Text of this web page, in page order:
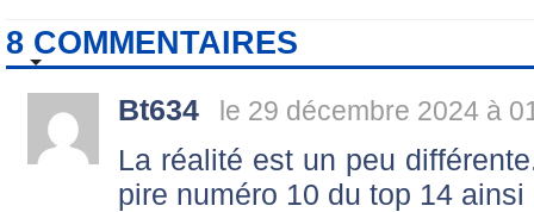
8 COMMENTAIRES
Bt634 le 29 décembre 2024 à
La réalité est un peu
pire numéro 10 du top 14